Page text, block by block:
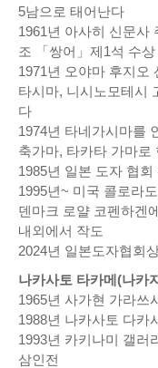
5남으로 태어난다
1961년 아사히 신문사
조 「쌍어」제1석 수상
1971년 오야마 후지오
타시마, 니시노모테시
다
1974년 타네가시마를
축가마, 타카타 가마로
1985년 일본 도자 협
1995년~ 미국 콜로라
덴마크 로얄 코펜하겐
내외에서 작도
2024년 일본도자협회
나카사토 타카메(나카
1965년 사가현 가라쓰
1988년 나카사토 다카
1993년 카키나미 갤러
삼인전